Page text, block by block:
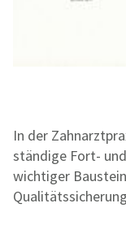
In der
ständige Fort-
wichtiger